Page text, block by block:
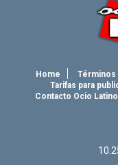
Home Términos
Tarifas para
Contacto Ocio